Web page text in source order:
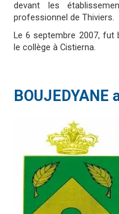
devant les
professionnel de Thiviers.
Le 6 septembre 2007, fut
le collège à Cistierna.
BOUJEDYANE